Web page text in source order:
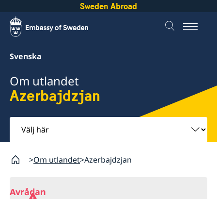
Sweden Abroad
Svenska
Om utlandet
Azerbajdzjan
Välj
här
Om utlandet Azerbajdzjan
Avrådan